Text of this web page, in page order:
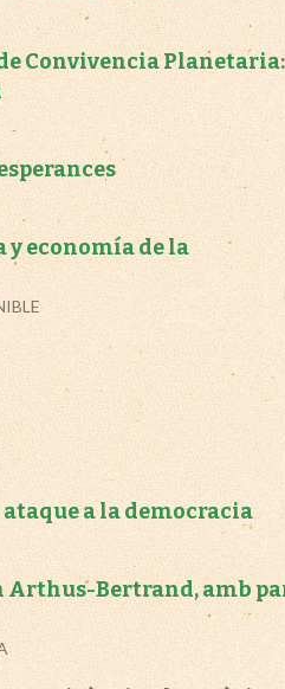
Convivencia Planetaria:
y economía de la
ataque a la democracia
Arthus-Bertrand, amb